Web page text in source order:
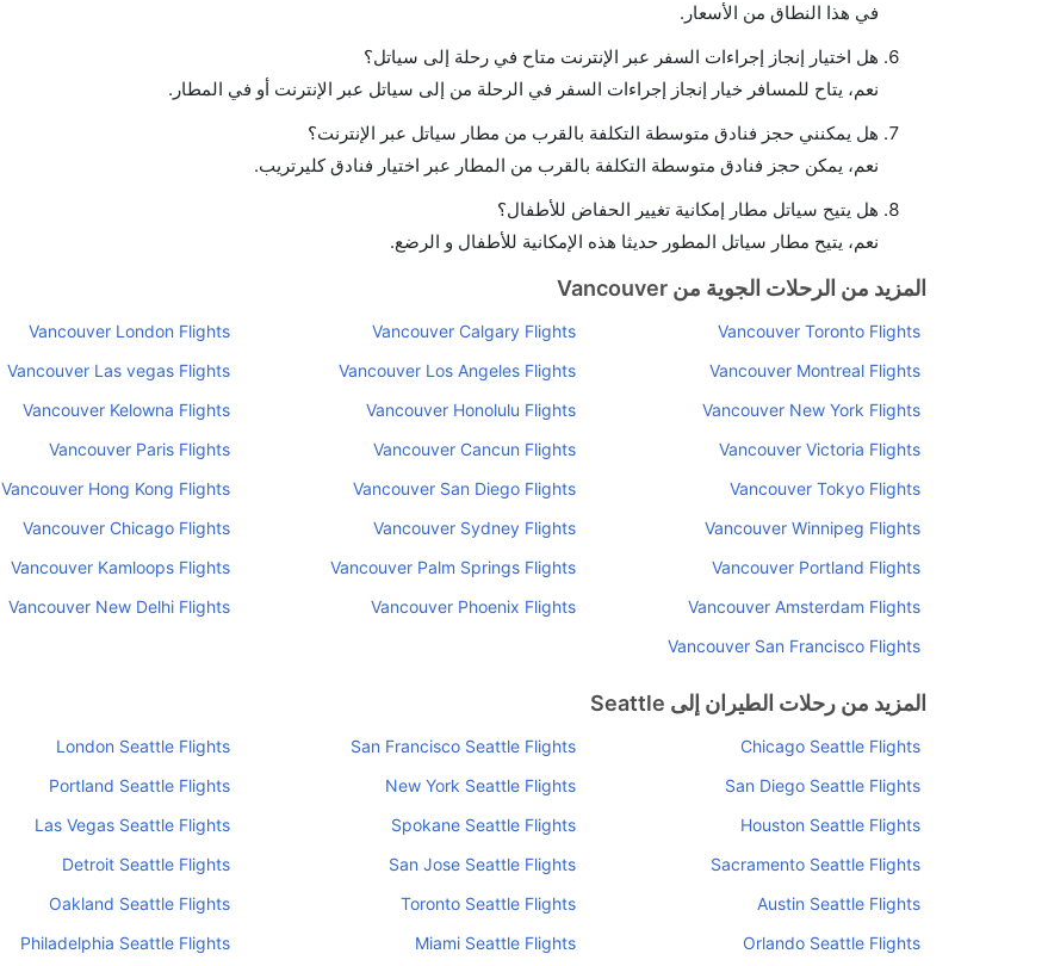
في هذا النطاق من الأسعار.
هل اختيار إنجاز إجراءات السفر عبر الإنترنت متاح في رحلة إلى سياتل؟
نعم، يتاح للمسافر خيار إنجاز إجراءات السفر في الرحلة من إلى سياتل عبر الإنترنت أو في المطار.
هل يمكنني حجز فنادق متوسطة التكلفة بالقرب من مطار سياتل عبر الإنترنت؟
نعم، يمكن حجز فنادق متوسطة التكلفة بالقرب من المطار عبر اختيار فنادق كليرتريب.
هل يتيح سياتل مطار إمكانية تغيير الحفاض للأطفال؟
نعم، يتيح مطار سياتل المطور حديثا هذه الإمكانية للأطفال و الرضع.
المزيد من الرحلات الجوية من Vancouver
Vancouver Toronto Flights
Vancouver Calgary Flights
Vancouver London Flights
Vancouver Montreal Flights
Vancouver Los Angeles Flights
Vancouver Las vegas Flights
Vancouver New York Flights
Vancouver Honolulu Flights
Vancouver Kelowna Flights
Vancouver Victoria Flights
Vancouver Cancun Flights
Vancouver Paris Flights
Vancouver Tokyo Flights
Vancouver San Diego Flights
Vancouver Hong Kong Flights
Vancouver Winnipeg Flights
Vancouver Sydney Flights
Vancouver Chicago Flights
Vancouver Portland Flights
Vancouver Palm Springs Flights
Vancouver Kamloops Flights
Vancouver Amsterdam Flights
Vancouver Phoenix Flights
Vancouver New Delhi Flights
Vancouver San Francisco Flights
المزيد من رحلات الطيران إلى Seattle
Chicago Seattle Flights
San Francisco Seattle Flights
London Seattle Flights
San Diego Seattle Flights
New York Seattle Flights
Portland Seattle Flights
Houston Seattle Flights
Spokane Seattle Flights
Las Vegas Seattle Flights
Sacramento Seattle Flights
San Jose Seattle Flights
Detroit Seattle Flights
Austin Seattle Flights
Toronto Seattle Flights
Oakland Seattle Flights
Orlando Seattle Flights
Miami Seattle Flights
Philadelphia Seattle Flights